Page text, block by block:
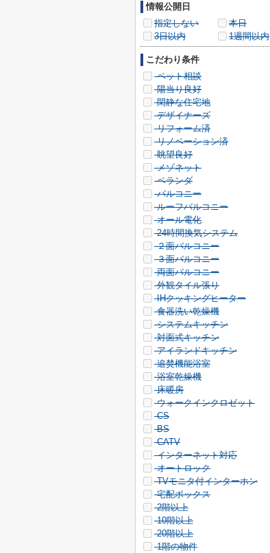
情報公開日
指定しない
本日
3日以内
1週間以内
こだわり条件
ペット相談
陽当り良好
閑静な住宅地
デザイナーズ
リフォーム済
リノベーション済
眺望良好
メゾネット
ベランダ
バルコニー
ルーフバルコニー
オール電化
24時間換気システム
２面バルコニー
３面バルコニー
両面バルコニー
外観タイル張り
IHクッキングヒーター
食器洗い乾燥機
システムキッチン
対面式キッチン
アイランドキッチン
追焚機能浴室
浴室乾燥機
床暖房
ウォークインクロゼット
CS
BS
CATV
インターネット対応
オートロック
TVモニタ付インターホン
宅配ボックス
2階以上
10階以上
20階以上
1階の物件